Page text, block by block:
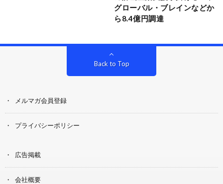
グローバル・ブレインなどか
ら8.4億円調達
Back to Top
メルマガ会員登録
プライバシーポリシー
広告掲載
会社概要